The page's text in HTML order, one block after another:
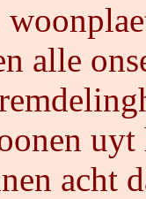
alle
acht